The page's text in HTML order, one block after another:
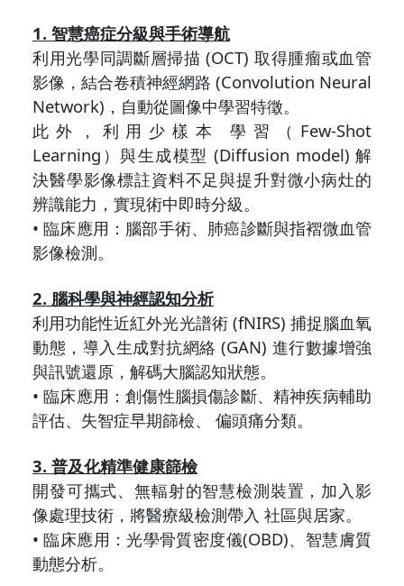
1. 智慧癌症分級與手術導航
利用光學同調斷層掃描 (OCT) 取得腫瘤或血管
影像，結合卷積神經網路 (Convolution Neural
Network)，自動從圖像中學習特徵。
此外，利用少樣本 學習（Few-Shot
Learning）與生成模型 (Diffusion model) 解
決醫學影像標註資料不足與提升對微小病灶的
辨識能力，實現術中即時分級。
• 臨床應用：腦部手術、肺癌診斷與指褶微血管
影像檢測。
2. 腦科學與神經認知分析
利用功能性近紅外光光譜術 (fNIRS) 捕捉腦血氧
動態，導入生成對抗網絡 (GAN) 進行數據增強
與訊號還原，解碼大腦認知狀態。
• 臨床應用：創傷性腦損傷診斷、精神疾病輔助
評估、失智症早期篩檢、 偏頭痛分類。
3. 普及化精準健康篩檢
開發可攜式、無輻射的智慧檢測裝置，加入影
像處理技術，將醫療級檢測帶入 社區與居家。
• 臨床應用：光學骨質密度儀(OBD)、智慧膚質
動態分析。